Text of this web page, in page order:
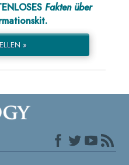
Fakten über
»